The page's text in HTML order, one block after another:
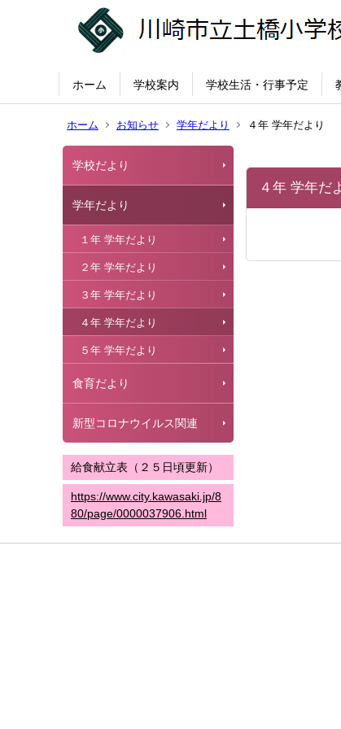
ホーム 学校案内 学校生活・行事予定
ホーム お知らせ 学年だより ４年 学年だより
学校だより
学年だより
１年 学年だより
２年 学年だより
３年 学年だより
４年 学年だより
５年 学年だより
食育だより
新型コロナウイルス関連
給食献立表（２５日頃更新）
https://www.city.kawasaki.jp/8
80/page/0000037906.html
４年 学年だ